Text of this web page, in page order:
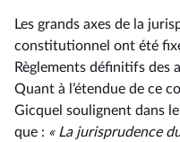
Les grands axes de la
constitutionnel ont été
Règlements définitifs des
Quant à l’étendue de ce
Gicquel soulignent dans
que : « La jurisprudence